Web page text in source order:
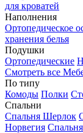
для кроватей
Наполнения
Ортопедическое
хранения белья
Подушки
Ортопедические
Смотреть все
По типу
Комоды Полки
Спальни
Спальня Шерлок
Норвегия